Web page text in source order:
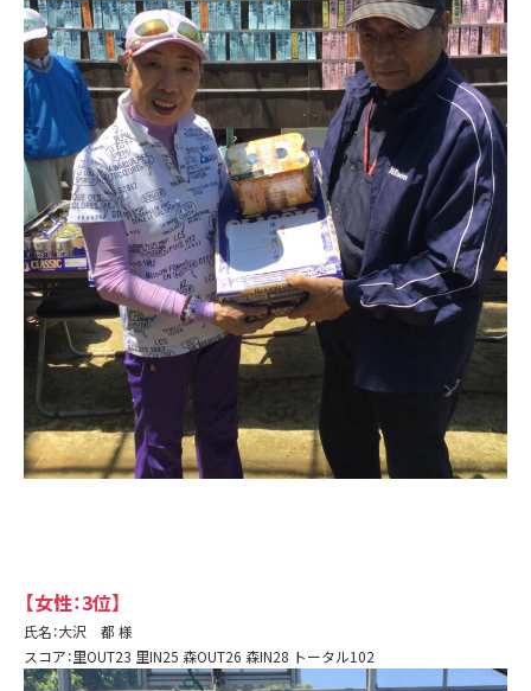
【女性：3位】
氏名：大沢 都 様
スコア：里OUT23 里IN25 森OUT26 森IN28 トータル102